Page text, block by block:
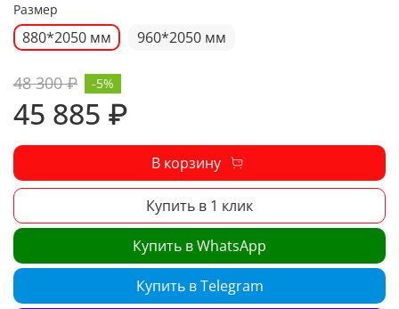
Размер
880*2050 мм 960*2050 мм
48 300 ₽
45 885 ₽
-5%
В корзину
Купить в 1 клик
Купить в WhatsApp
Купить в Telegram